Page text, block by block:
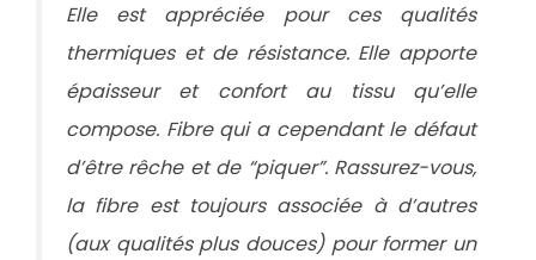
Elle est appréciée pour ces qualités
thermiques et de résistance. Elle apporte
épaisseur et confort au tissu qu’elle
compose. Fibre qui a cependant le défaut
d’être rêche et de “piquer”. Rassurez-vous,
la fibre est toujours associée à d’autres
(aux qualités plus douces) pour former un